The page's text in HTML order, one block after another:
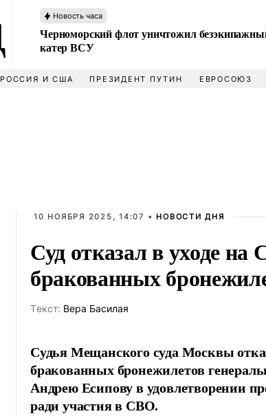
Новость часа
Черноморский флот уничтожил
катер ВСУ
РОССИЯ И США ПРЕЗИДЕНТ ПУТИН ЕВРОСОЮЗ
10 НОЯБРЯ 2025, 14:07 • НОВОСТИ ДНЯ
Суд отказал в уходе
бракованных
Tекст: Вера Басилая
Судья Мещанского суда Москвы
бракованных бронежилетов
Андрею Есипову в удовлетворении
ради участия в СВО.